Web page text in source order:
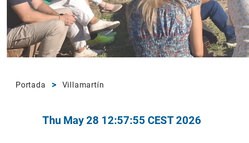
Portada Villamartín
Thu May 28 12:57:55 CEST 2026